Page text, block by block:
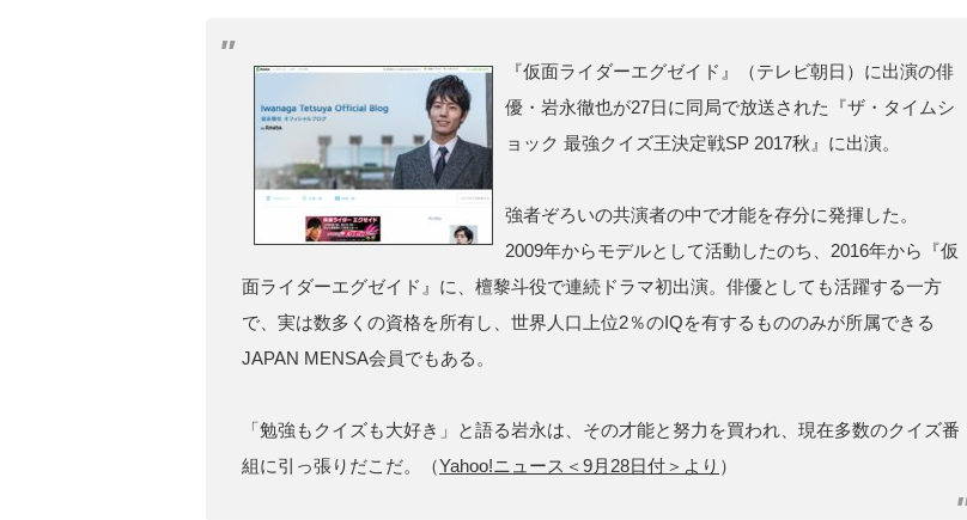
『仮面ライダーエグゼイド』（テレビ朝日）に出演の俳
優・岩永徹也が27日に同局で放送された『ザ・タイムシ
ョック 最強クイズ王決定戦SP 2017秋』に出演。
強者ぞろいの共演者の中で才能を存分に発揮した。
2009年からモデルとして活動したのち、2016年から『仮
面ライダーエグゼイド』に、檀黎斗役で連続ドラマ初出演。俳優としても活躍する一方
で、実は数多くの資格を所有し、世界人口上位2％のIQを有するもののみが所属できる
JAPAN MENSA会員でもある。
「勉強もクイズも大好き」と語る岩永は、その才能と努力を買われ、現在多数のクイズ番
組に引っ張りだこだ。（Yahoo!ニュース＜9月28日付＞より ）